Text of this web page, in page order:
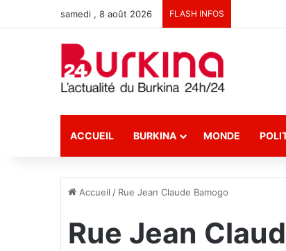
samedi , 8 août 2026 FLASH INFOS
ACCUEIL BURKINA MONDE
Accueil / Rue Jean Claude Bamogo
Rue Jean